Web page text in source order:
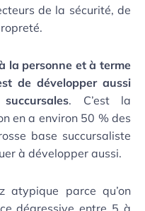
de la sécurité, de
la personne et à terme
de développer aussi
. C’est la
en a environ 50 % des
base succursaliste
à développer aussi.
atypique parce qu’on
dégressive entre 5 à